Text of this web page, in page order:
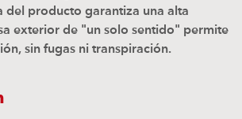
del producto garantiza una alta
exterior de "un solo sentido" permite
sin fugas ni transpiración.